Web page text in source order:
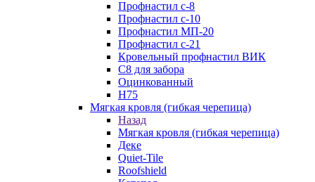
Профнастил с-8
Профнастил с-10
Профнастил МП-20
Профнастил с-21
Кровельный профнастил ВИК
С8 для забора
Оцинкованный
Н75
Мягкая кровля (гибкая черепица)
Назад
Мягкая кровля (гибкая черепица)
Деке
Quiet-Tile
Roofshield